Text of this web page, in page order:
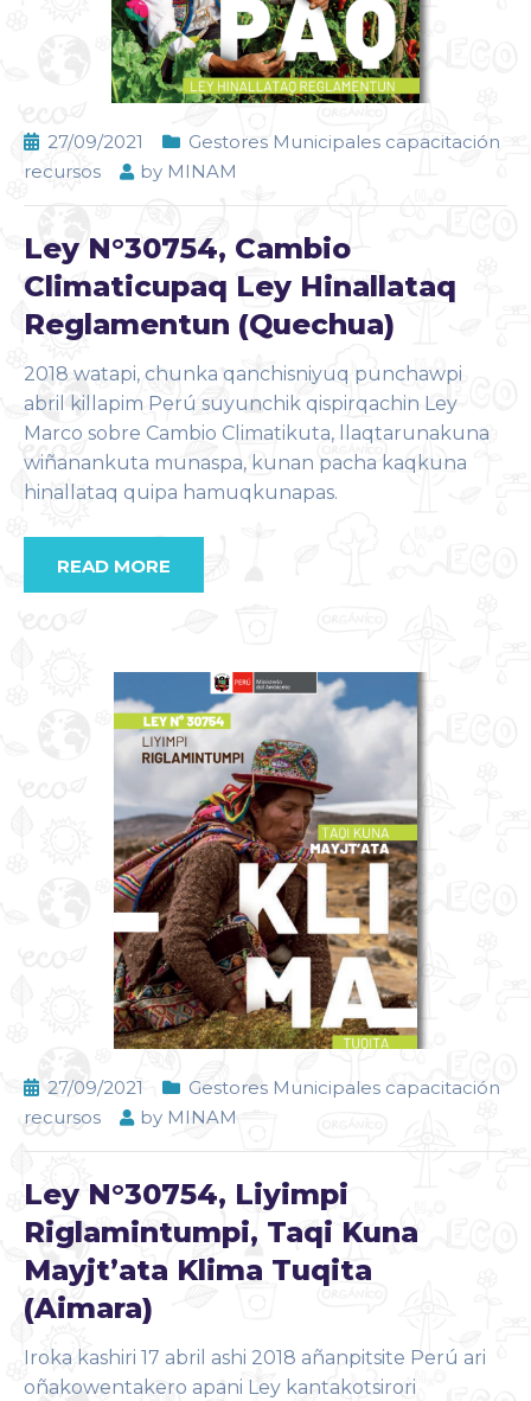
27/09/2021
Gestores Municipales capacitación
recursos
by MINAM
Ley N°30754, Cambio
Climaticupaq Ley Hinallataq
Reglamentun (Quechua)
2018 watapi, chunka qanchisniyuq punchawpi
abril killapim Perú suyunchik qispirqachin Ley
Marco sobre Cambio Climatikuta, llaqtarunakuna
wiñanankuta munaspa, kunan pacha kaqkuna
hinallataq quipa hamuqkunapas.
READ MORE
27/09/2021
Gestores Municipales capacitación
recursos
by MINAM
Ley N°30754, Liyimpi
Riglamintumpi, Taqi Kuna
Mayjt’ata Klima Tuqita
(Aimara)
Iroka kashiri 17 abril ashi 2018 añanpitsite Perú ari
oñakowentakero apani Ley kantakotsirori